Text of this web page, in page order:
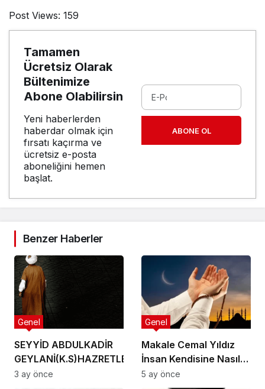
Post Views: 159
Tamamen
Ücretsiz Olarak
Bültenimize
Abone Olabilirsin
Yeni haberlerden
haberdar olmak için
fırsatı kaçırma ve
ücretsiz e-posta
aboneliğini hemen
başlat.
ABONE OL
Benzer Haberler
SEYYİD ABDULKADİR
GEYLANİ(K.S)HAZRETLERİNİN.
CUMA GÜNÜ VİRDİ.
Genel
3 ay önce
Makale Cemal Yıldız
İnsan Kendisine Nasıl
Zulmeder?
Genel
5 ay önce